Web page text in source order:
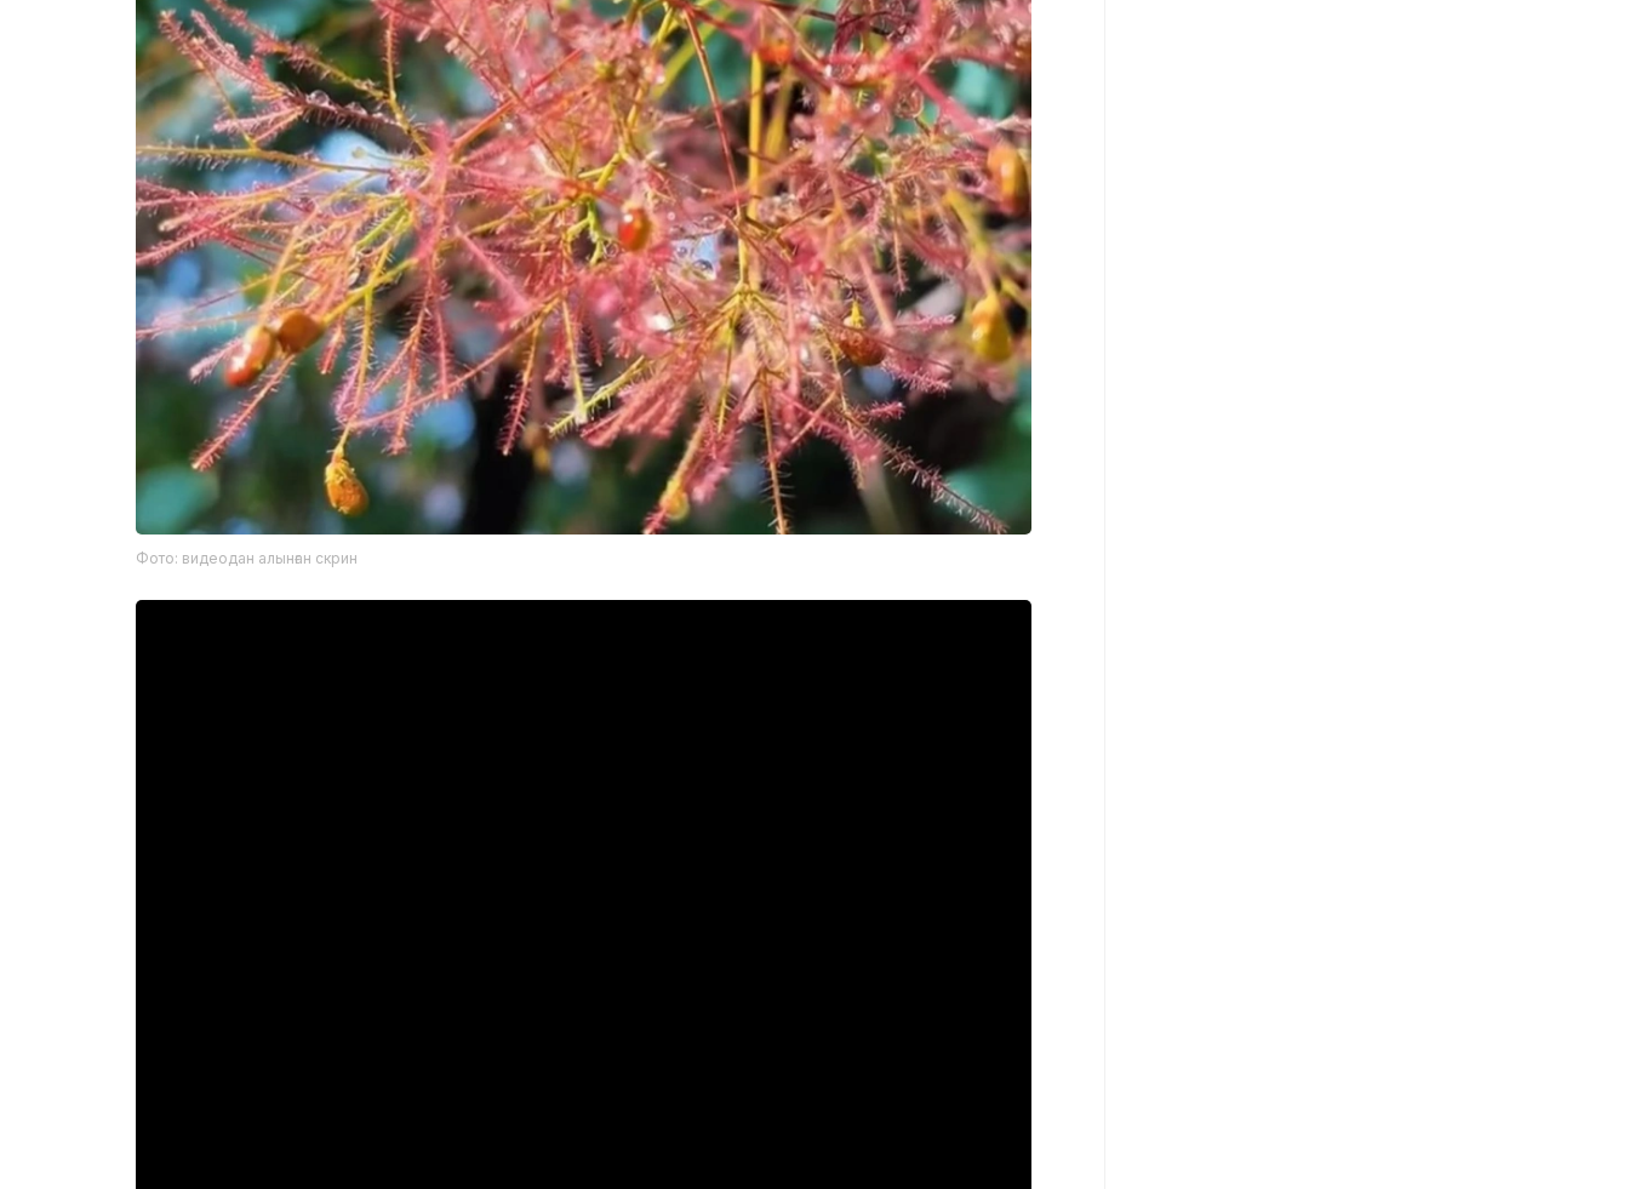
Фото: видеодан алынған скрин